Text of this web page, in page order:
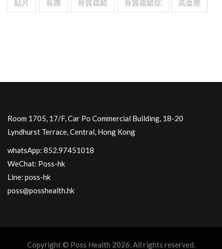
貼片 長壽 骨質疏鬆 骨質疏鬆症 高血壓
Room 1705, 17/F, Car Po Commercial Building, 18-20
Lyndhurst Terrace, Central, Hong Kong
whatsApp: 852.97451018
WeChat: Poss-hk
Line: poss-hk
poss@posshealth.hk
Copyright © Poss Health 2026. All rights reserved.